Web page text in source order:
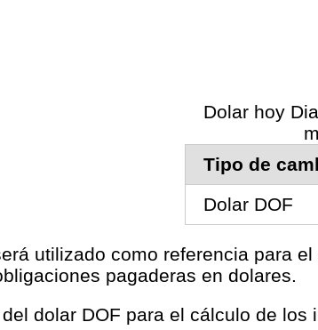
Dolar hoy
Tipo de
Dolar DOF
utilizado como referencia para
pagaderas en dolares.
dolar DOF para el cálculo de